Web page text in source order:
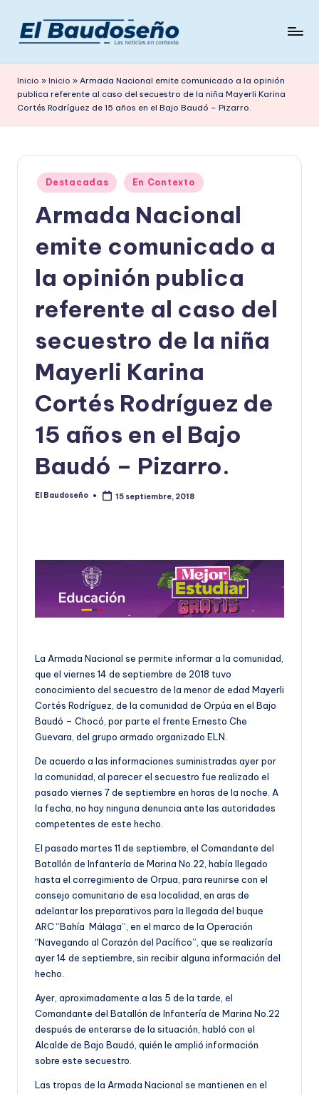
Saltar
contenido
e
ri
ó
d
en
contexto
Inicio » Inicio » Armada Nacional emite comunicado a la opinión
publica referente al caso del secuestro de la niña Mayerli Karina
Cortés Rodríguez de 15 años en el Bajo Baudó – Pizarro.
Publicado
en
Destacadas En Contexto
Armada Nacional
emite comunicado a
la opinión publica
referente al caso del
secuestro de la niña
Mayerli Karina
Cortés Rodríguez de
15 años en el Bajo
Baudó – Pizarro.
Publicado
El Baudoseño 15 septiembre, 2018
La Armada Nacional se permite informar a la comunidad,
que el viernes 14 de septiembre de 2018 tuvo
conocimiento del secuestro de la menor de edad Mayerli
Cortés Rodríguez, de la comunidad de Orpúa en el Bajo
Baudó – Chocó, por parte el frente Ernesto Che
Guevara, del grupo armado organizado ELN.
De acuerdo a las informaciones suministradas ayer por
la comunidad, al parecer el secuestro fue realizado el
pasado viernes 7 de septiembre en horas de la noche. A
la fecha, no hay ninguna denuncia ante las autoridades
competentes de este hecho.
El pasado martes 11 de septiembre, el Comandante del
Batallón de Infantería de Marina No.22, había llegado
hasta el corregimiento de Orpua, para reunirse con el
consejo comunitario de esa localidad, en aras de
adelantar los preparativos para la llegada del buque
ARC “Bahía Málaga”, en el marco de la Operación
“Navegando al Corazón del Pacífico”, que se realizaría
ayer 14 de septiembre, sin recibir alguna información del
hecho.
Ayer, aproximadamente a las 5 de la tarde, el
Comandante del Batallón de Infantería de Marina No.22
después de enterarse de la situación, habló con el
Alcalde de Bajo Baudó, quién le amplió información
sobre este secuestro.
Las tropas de la Armada Nacional se mantienen en el